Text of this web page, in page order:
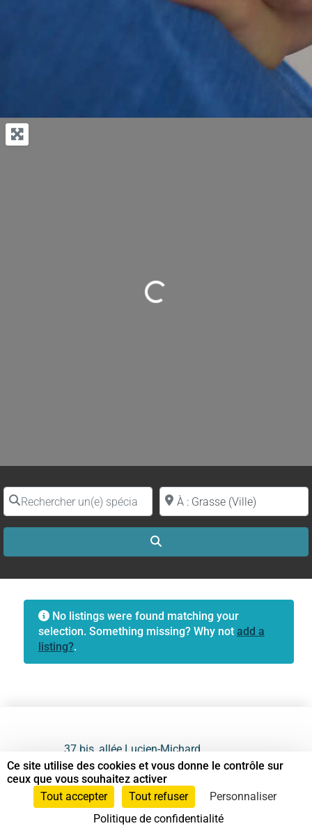
Loading...
Rechercher un(e) spécialiste par nomProche de (ville ou région)
No listings were found matching your
selection. Something missing? Why not add a
listing?.
37 bis, allée Lucien-Michard
93190 Livry-Gargan
06 61 87 28 09
Ce site utilise des cookies et vous donne le contrôle sur
ceux que vous souhaitez activer
Tout accepter
Tout refuser
Personnaliser
Politique de confidentialité